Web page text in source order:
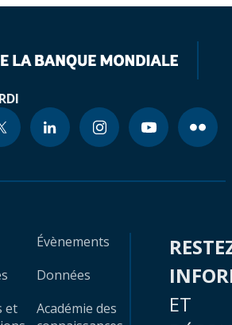
et
Évènements
Données
Académie des
ET